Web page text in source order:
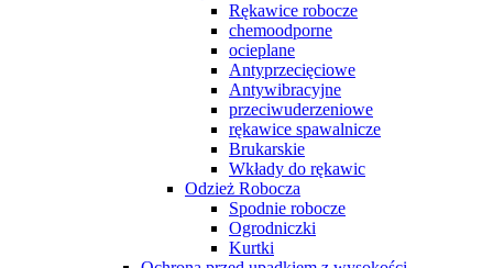
Rękawice robocze
chemoodporne
ocieplane
Antyprzecięciowe
Antywibracyjne
przeciwuderzeniowe
rękawice spawalnicze
Brukarskie
Wkłady do rękawic
Odzież Robocza
Spodnie robocze
Ogrodniczki
Kurtki